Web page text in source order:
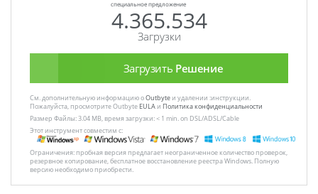
специальное предложение
4.365.534
Загрузки
Загрузить Решение
См. дополнительную информацию оOutbyteи удалении :инструкции.
Пожалуйста, просмотрите Outbyte EULAи Политика конфиденциальности
Размер Файлы: 3.04 MB, время загрузки: < 1 min. on DSL/ADSL/Cable
Этот инструмент совместим с:
Ограничения: пробная версия предлагает неограниченное количество проверок,
резервное копирование, бесплатное восстановление реестра Windows. Полную
версию необходимо приобрести.